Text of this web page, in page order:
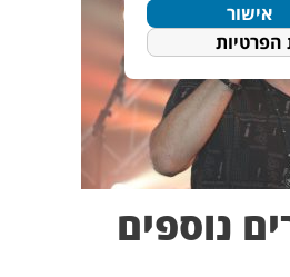
נוספים
אישור
הפרטיות